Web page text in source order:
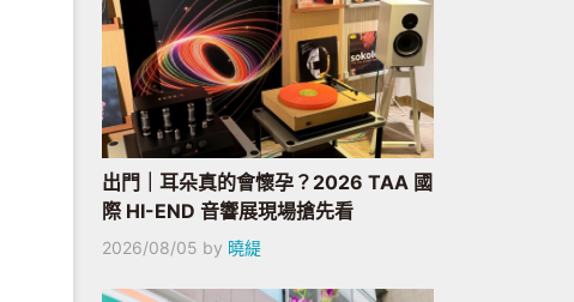
出門｜耳朵真的會懷孕？2026 TAA 國
際 HI-END 音響展現場搶先看
2026/08/05 by 曉緹